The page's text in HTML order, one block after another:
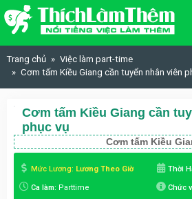
Skip to content
Trang chủ
Việc làm part-time
Cơm tấm Kiều Giang cần tuyển nhân viên
Cơm tấm Kiều Giang cần
phục vụ
Cơm tấm Kiều
Mức Lương: Lương Theo Giờ Thời
Ca làm: Parttime Chức